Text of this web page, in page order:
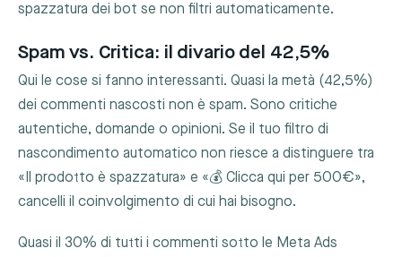
spazzatura dei bot se non filtri automaticamente.
Spam vs. Critica: il divario del 42,5%
Qui le cose si fanno interessanti. Quasi la metà (42,5%)
dei commenti nascosti non è spam. Sono critiche
autentiche, domande o opinioni. Se il tuo filtro di
nascondimento automatico non riesce a distinguere tra
«Il prodotto è spazzatura» e «💰 Clicca qui per 500€»,
cancelli il coinvolgimento di cui hai bisogno.
Quasi il 30% di tutti i commenti sotto le Meta Ads